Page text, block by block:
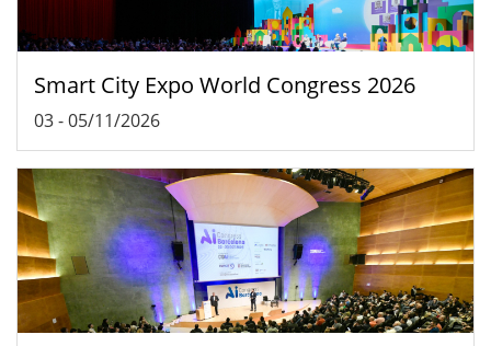
Smart City Expo World Congress 2026
03-05/11/2026